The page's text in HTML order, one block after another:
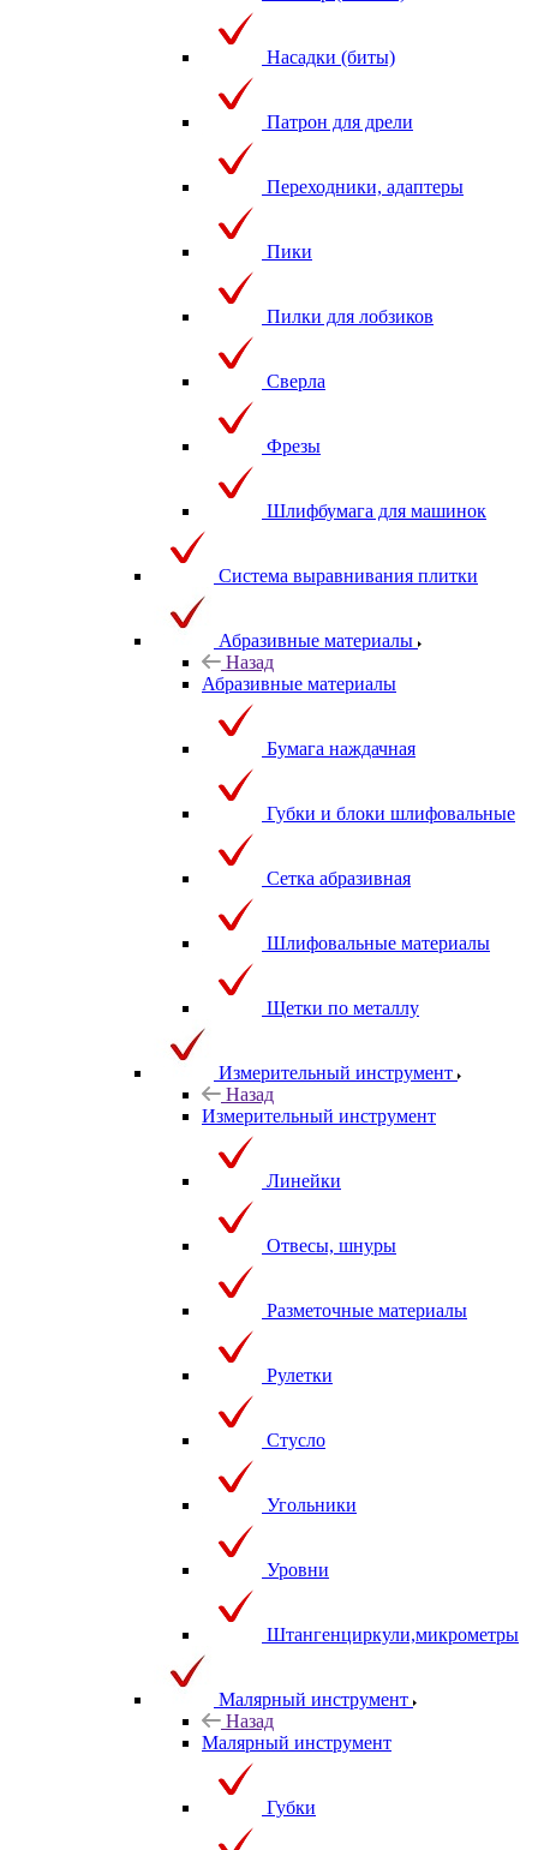
Насадки (биты)
Патрон для дрели
Переходники, адаптеры
Пики
Пилки для лобзиков
Сверла
Фрезы
Шлифбумага для машинок
Система выравнивания плитки
Абразивные материалы
Назад
Абразивные материалы
Бумага наждачная
Губки и блоки шлифовальные
Сетка абразивная
Шлифовальные материалы
Щетки по металлу
Измерительный инструмент
Назад
Измерительный инструмент
Линейки
Отвесы, шнуры
Разметочные материалы
Рулетки
Стусло
Угольники
Уровни
Штангенциркули,микрометры
Малярный инструмент
Назад
Малярный инструмент
Губки